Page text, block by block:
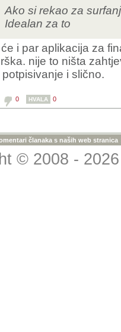
Ako si rekao za
Idealan za to
će i par aplikacija za
nije to ništa
potpisivanje i slično.
0 HVALA 0
članaka s naših web stranica
© 2008 -